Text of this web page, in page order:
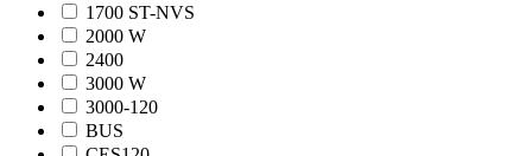
1700 ST-NVS
2000 W
2400
3000 W
3000-120
BUS